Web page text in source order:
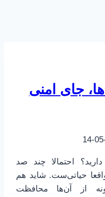
جای امنی
احتمالا چند صد
واقعا حیاتی‌ست. شاید هم
از آن‌ها محافظت